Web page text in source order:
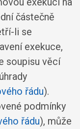
částečně
li se
exekuce,
soupisu věcí
řádu).
podmínky
řádu), může